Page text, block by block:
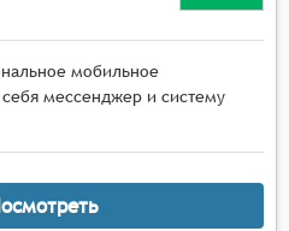
мобильное
мессенджер и систему